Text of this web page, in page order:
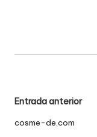
de
Entrada anterior
cosme-de.com